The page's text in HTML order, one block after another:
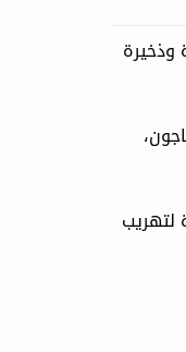
مواد مخدرة وذخيرة
حشيش و 20 ألف حبة كبتاجون،
من محاولات متكررة لتهريب